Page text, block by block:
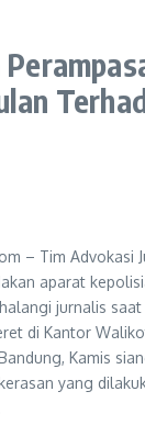
– Tim Advokasi
aparat
jurnalis
di Kantor
Kamis
yang